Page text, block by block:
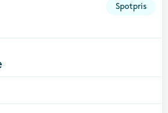
Spotpris